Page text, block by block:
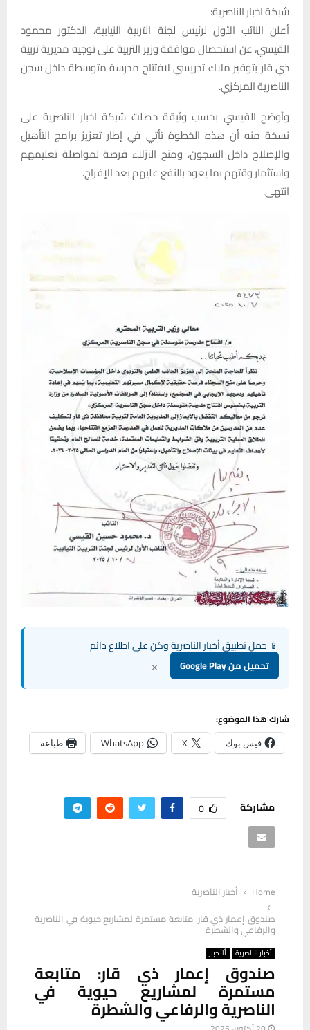
شبكة اخبار الناصرية:
أعلن النائب الأول لرئيس لجنة التربية النيابية، الدكتور محمود
القيسي، عن استحصال موافقة وزير التربية على توجيه مديرية تربية
ذي قار بتوفير ملاك تدريسي لافتتاح مدرسة متوسطة داخل سجن
الناصرية المركزي.
وأوضح القيسي بحسب وثيقة حصلت شبكة اخبار الناصرية على
نسخة منه أن هذه الخطوة تأتي في إطار تعزيز برامج التأهيل
والإصلاح داخل السجون، ومنح النزلاء فرصة لمواصلة تعليمهم
واستثمار وقتهم بما يعود بالنفع عليهم بعد الإفراج.
انتهى.
📱 حمل تطبيق أخبار الناصرية وكن على اطلاع دائم
تحميل من Google Play ×
شارك هذا الموضوع:
فيس بوك X
WhatsApp طباعة
مشاركة 0
Home
أخبار الناصرية
صندوق إعمار ذي قار: متابعة مستمرة لمشاريع حيوية في الناصرية
والرفاعي والشطرة
أخبار الناصرية ألأخبار
صندوق إعمار ذي قار: متابعة
مستمرة لمشاريع حيوية في
الناصرية والرفاعي والشطرة